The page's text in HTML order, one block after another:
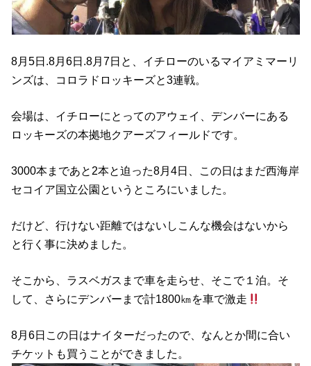
8月5日.8月6日.8月7日と、イチローのいるマイアミマーリ
ンズは、コロラドロッキーズと3連戦。
会場は、イチローにとってのアウェイ、デンバーにある
ロッキーズの本拠地クアーズフィールドです。
3000本まであと2本と迫った8月4日、この日はまだ西海岸
セコイア国立公園というところにいました。
だけど、行けない距離ではないしこんな機会はないから
と行く事に決めました。
そこから、ラスベガスまで車を走らせ、そこで１泊。そ
して、さらにデンバーまで計1800㎞を車で激走
8月6日この日はナイターだったので、なんとか間に合い
チケットも買うことができました。